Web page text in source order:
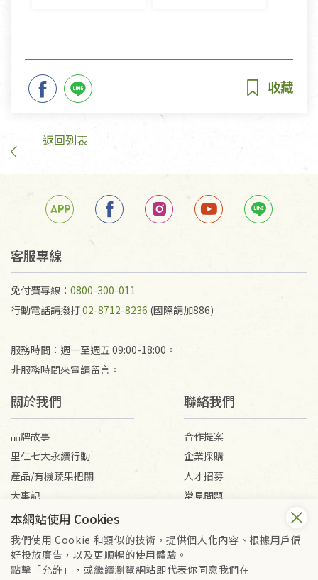
返回列表
客服專線
免付費專線： 0800-300-011
行動電話請撥打02-8712-8236 (國際請加886)
服務時間：週一至週五 09:00-18:00。
非服務時間來電請留言。
關於我們
品牌故事
里仁七大永續行動
產品/有機蔬果把關
大事記
媒體報導
聯絡我們
合作提案
企業採購
人才招募
常見問題
會員服務條款
隱私權政策
本網站使用 Cookies
我們使用 Cookie 和類似的技術，提供個人化內容、根據用戶偏
好投放廣告，以及更順暢的使用體驗。
點擊「允許」，或繼續瀏覽網站即代表你同意我們在